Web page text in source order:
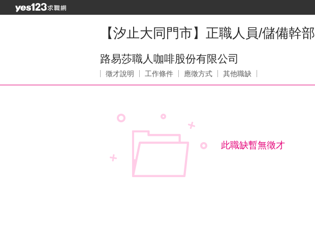
【汐止大同門市】正職人員/儲備幹部
路易莎職人咖啡股份有限公司
徵才說明 工作條件 應徵方式 其他職缺
此職缺暫無徵才